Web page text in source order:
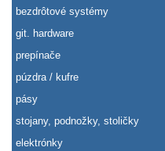
bezdrôtové systémy
git. hardware
prepínače
púzdra / kufre
pásy
stojany, podnožky, stoličky
elektrónky